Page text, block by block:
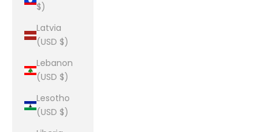
$)
Latvia
(USD $)
Lebanon
(USD $)
Lesotho
(USD $)